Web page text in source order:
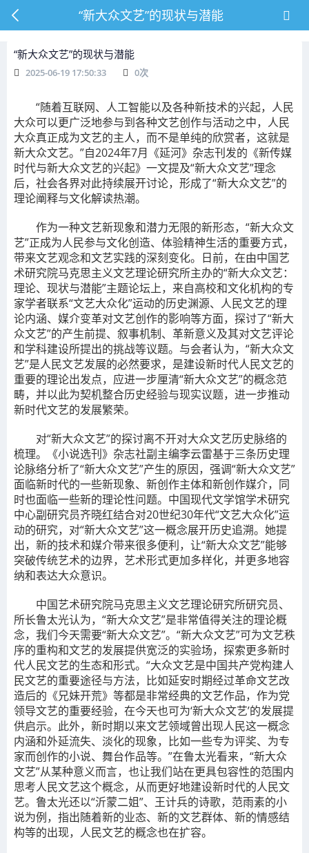
“新大众文艺”的现状与潜能
“新大众文艺”的现状与潜能
2025-06-19 17:50:33 0次
“随着互联网、人工智能以及各种新技术的兴起，人民
大众可以更广泛地参与到各种文艺创作与活动之中，人民
大众真正成为文艺的主人，而不是单纯的欣赏者，这就是
新大众文艺。”自2024年7月《延河》杂志刊发的《新传媒
时代与新大众文艺的兴起》一文提及“新大众文艺”理念
后，社会各界对此持续展开讨论，形成了“新大众文艺”的
理论阐释与文化解读热潮。
作为一种文艺新现象和潜力无限的新形态，“新大众文
艺”正成为人民参与文化创造、体验精神生活的重要方式，
带来文艺观念和文艺实践的深刻变化。日前，在由中国艺
术研究院马克思主义文艺理论研究所主办的“新大众文艺：
理论、现状与潜能”主题论坛上，来自高校和文化机构的专
家学者联系“文艺大众化”运动的历史渊源、人民文艺的理
论内涵、媒介变革对文艺创作的影响等方面，探讨了“新大
众文艺”的产生前提、叙事机制、革新意义及其对文艺评论
和学科建设所提出的挑战等议题。与会者认为，“新大众文
艺”是人民文艺发展的必然要求，是建设新时代人民文艺的
重要的理论出发点，应进一步厘清“新大众文艺”的概念范
畴，并以此为契机整合历史经验与现实议题，进一步推动
新时代文艺的发展繁荣。
对“新大众文艺”的探讨离不开对大众文艺历史脉络的
梳理。《小说选刊》杂志社副主编李云雷基于三条历史理
论脉络分析了“新大众文艺”产生的原因，强调“新大众文艺”
面临新时代的一些新现象、新创作主体和新创作媒介，同
时也面临一些新的理论性问题。中国现代文学馆学术研究
中心副研究员齐晓红结合对20世纪30年代“文艺大众化”运
动的研究，对“新大众文艺”这一概念展开历史追溯。她提
出，新的技术和媒介带来很多便利，让“新大众文艺”能够
突破传统艺术的边界，艺术形式更加多样化，并更多地容
纳和表达大众意识。
中国艺术研究院马克思主义文艺理论研究所研究员、
所长鲁太光认为，“新大众文艺”是非常值得关注的理论概
念，我们今天需要“新大众文艺”。“新大众文艺”可为文艺秩
序的重构和文艺的发展提供宽泛的实验场，探索更多新时
代人民文艺的生态和形式。“大众文艺是中国共产党构建人
民文艺的重要途径与方法，比如延安时期经过革命文艺改
造后的《兄妹开荒》等都是非常经典的文艺作品，作为党
领导文艺的重要经验，在今天也可为‘新大众文艺’的发展提
供启示。此外，新时期以来文艺领域曾出现人民这一概念
内涵和外延流失、淡化的现象，比如一些专为评奖、为专
家而创作的小说、舞台作品等。”在鲁太光看来，“新大众
文艺”从某种意义而言，也让我们站在更具包容性的范围内
思考人民文艺这个概念，从而更好地建设新时代的人民文
艺。鲁太光还以“沂蒙二姐”、王计兵的诗歌，范雨素的小
说为例，指出随着新的业态、新的文艺群体、新的情感结
构等的出现，人民文艺的概念也在扩容。